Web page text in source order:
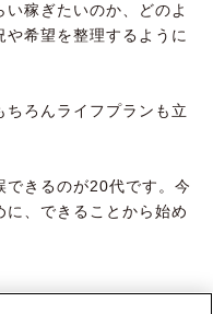
稼ぎたいのか、どのよ
や希望を整理するように
ちろんライフプランも立
できるのが20代です。今
、できることから始め